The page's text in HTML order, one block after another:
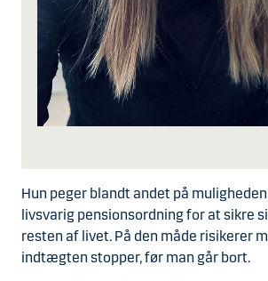
Hun peger blandt andet på
livsvarig pensionsordning for at sikre
resten af livet. På den måde risikerer
indtægten stopper, før man går bort.